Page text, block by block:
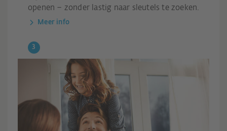
openen – zonder lastig naar sleutels te zoeken.
Meer info